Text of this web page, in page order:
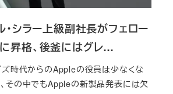
シラー上級副社長がフェロー
に昇格、後釜にはグレ…
ズ時代からのAppleの役員は少なくな
その中でもAppleの新製品発表には欠